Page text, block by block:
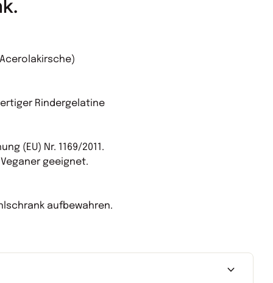
Rindergelatine
(EU) Nr. 1169/2011.
geeignet.
aufbewahren.
expand_more